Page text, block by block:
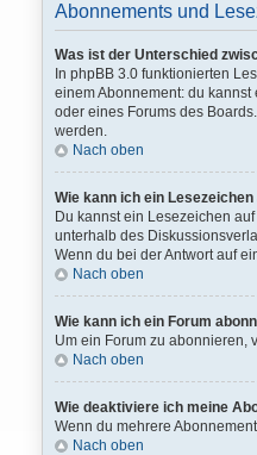
Abonnements und
Was ist der Unterschied
In phpBB 3.0 funktionierten
einem Abonnement: du
oder eines Forums des
werden.
Nach oben
Wie kann ich ein
Du kannst ein Lesezeichen
unterhalb des
Wenn du bei der Antwort auf
Nach oben
Wie kann ich ein Forum
Um ein Forum zu abonnieren,
Nach oben
Wie deaktiviere ich meine
Wenn du mehrere
Nach oben